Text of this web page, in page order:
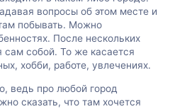
вопросы об этом месте и
побывать. Можно
После нескольких
сам собой. То же касается
хобби, работе, увлечениях.
ведь про любой город
сказать, что там хочется